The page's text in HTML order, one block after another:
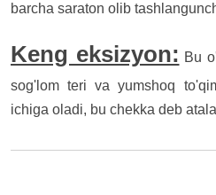
barcha saraton olib
Keng eksizyon: Bu
sog'lom teri va yumshoq
ichiga oladi, bu chekka deb